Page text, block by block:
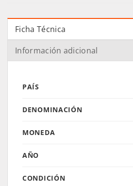
Ficha Técnica
Información adicional
PAÍS
DENOMINACIÓN
MONEDA
AÑO
CONDICIÓN